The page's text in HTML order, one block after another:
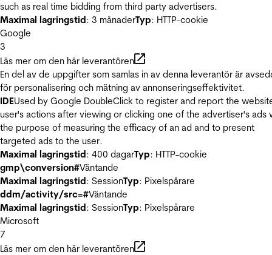
such as real time bidding from third party advertisers.
Maximal lagringstid: 3 månaderTyp: HTTP-cookie
Google
3
Läs mer om den här leverantören
En del av de uppgifter som samlas in av denna leverantör är
för personalisering och mätning av annonseringseffektivitet.
IDEUsed by Google DoubleClick to register and report the
user's actions after viewing or clicking one of the advertiser's ads
the purpose of measuring the efficacy of an ad and to present
targeted ads to the user.
Maximal lagringstid: 400 dagarTyp: HTTP-cookie
gmp\conversion#Väntande
Maximal lagringstid: SessionTyp: Pixelspårare
ddm/activity/src=#Väntande
Maximal lagringstid: SessionTyp: Pixelspårare
Microsoft
7
Läs mer om den här leverantören